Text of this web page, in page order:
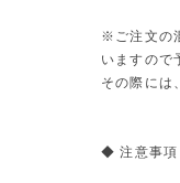
※ご注文の
いますので
その際には
◆ 注意事項